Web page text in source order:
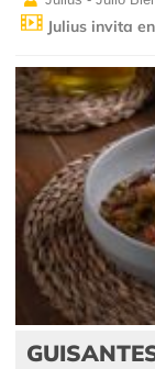
Julius invita